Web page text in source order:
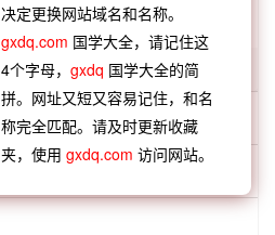
决定更换网站域名和名称。
gxdq.com 国学大全，请记住这
4个字母，gxdq 国学大全的简
拼。网址又短又容易记住，和名
称完全匹配。请及时更新收藏
夹，使用gxdq.com 访问网站。